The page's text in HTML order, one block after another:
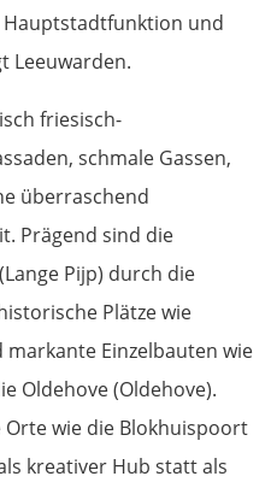
Hauptstadtfunktion und
Leeuwarden.
friesisch-
schmale Gassen,
überraschend
Prägend sind die
Pijp) durch die
Plätze wie
markante Einzelbauten wie
Oldehove (Oldehove).
wie die Blokhuispoort
kreativer Hub statt als